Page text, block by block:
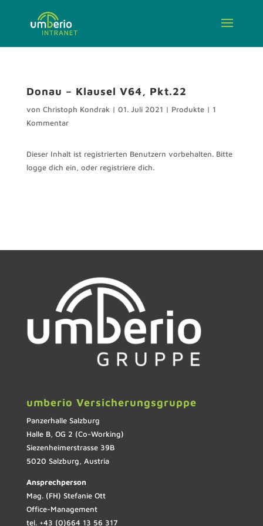
Donau – Klausel V64, Pkt.22
von Christoph Kondrak | 01. Juli 2021 | Produkte| 1
Kommentar
Dieser Inhalt ist registrierten Benutzern vorbehalten. Bitte
logge dich ein, oder registriere dich.
umberio Versicherungsgruppe
Panzerhalle Salzburg
Halle B, OG 2 (Co-Working)
Siezenheimerstrasse 39B
5020 Salzburg, Austria
Ansprechperson
Mag. (FH) Stefanie Ott
Office-Management
tel. +43 (0)664 13 56 317